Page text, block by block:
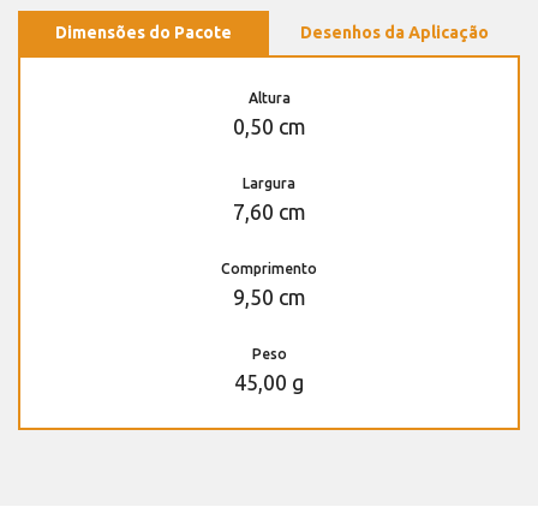
Dimensões do Pacote Desenhos da Aplicação
Altura
0,50 cm
Largura
7,60 cm
Comprimento
9,50 cm
Peso
45,00 g